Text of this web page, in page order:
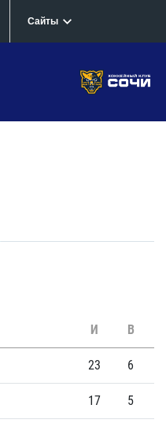
Сайты
И В
23 6
17 5